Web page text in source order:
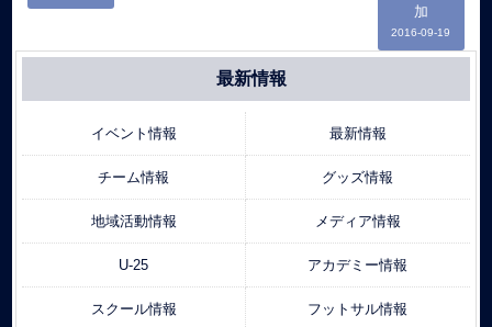
加
2016-09-19
最新情報
イベント情報 最新情報
チーム情報 グッズ情報
地域活動情報 メディア情報
U-25 アカデミー情報
スクール情報 フットサル情報